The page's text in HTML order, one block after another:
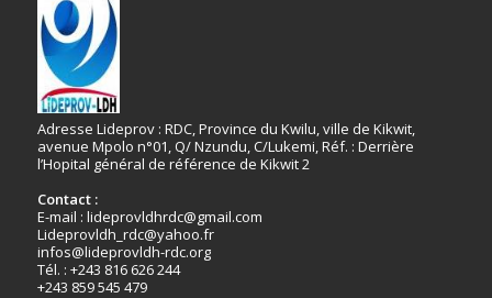
Adresse Lideprov : RDC, Province du Kwilu, ville de Kikwit,
avenue Mpolo n°01, Q/ Nzundu, C/Lukemi, Réf. : Derrière
l’Hopital général de référence de Kikwit 2
Contact :
E-mail : lideprovldhrdc@gmail.com
Lideprovldh_rdc@yahoo.fr
infos@lideprovldh-rdc.org
Tél. : +243 816 626 244
+243 859 545 479